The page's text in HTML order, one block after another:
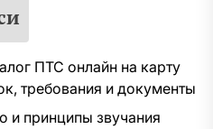
ПТС онлайн на карту
требования и документы
и принципы звучания